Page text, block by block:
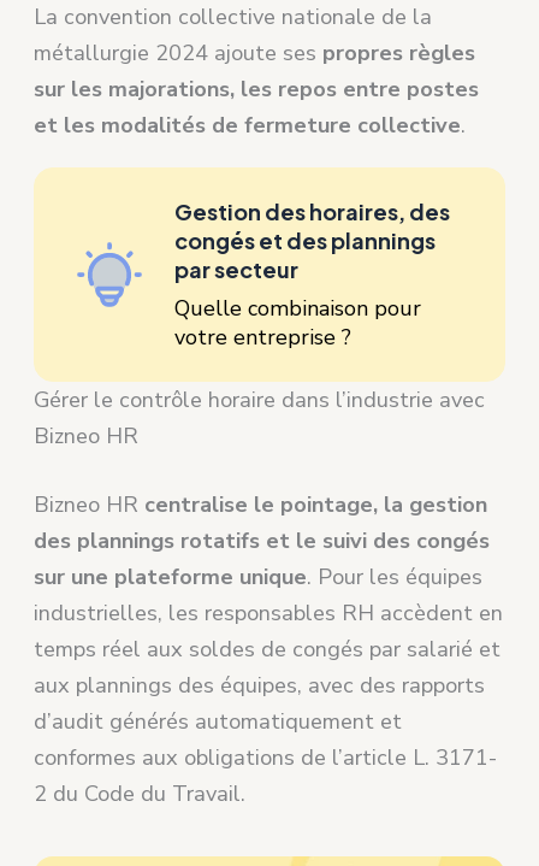
La convention collective nationale de la
métallurgie 2024 ajoute ses propres règles
sur les majorations, les repos entre postes
et les modalités de fermeture collective.
Gestion des horaires, des
congés et des plannings
par secteur
Quelle combinaison pour
votre entreprise ?
Gérer le contrôle horaire dans l’industrie avec
Bizneo HR
Bizneo HR centralise le pointage, la gestion
des plannings rotatifs et le suivi des congés
sur une plateforme unique. Pour les équipes
industrielles, les responsables RH accèdent en
temps réel aux soldes de congés par salarié et
aux plannings des équipes, avec des rapports
d’audit générés automatiquement et
conformes aux obligations de l’article L. 3171-
2 du Code du Travail.